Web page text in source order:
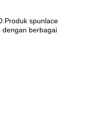
spunlace
dengan berbagai